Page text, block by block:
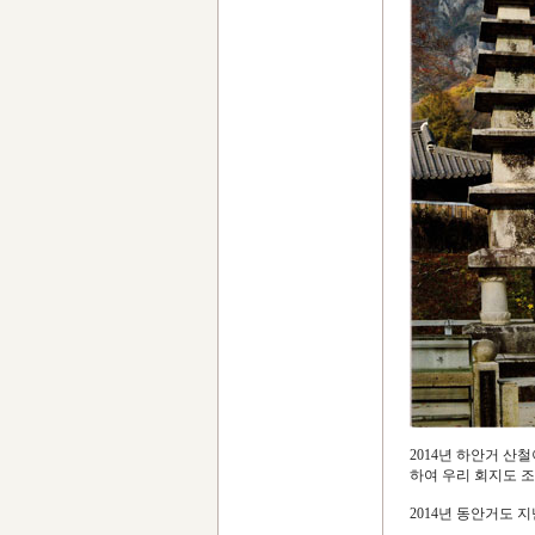
2014년 하안거 산
하여 우리 회지도
2014년 동안거도